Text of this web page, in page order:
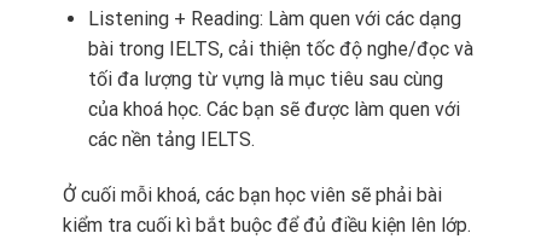
Listening + Reading: Làm quen với các dạng
bài trong IELTS, cải thiện tốc độ nghe/đọc và
tối đa lượng từ vựng là mục tiêu sau cùng
của khoá học. Các bạn sẽ được làm quen với
các nền tảng IELTS.
Ở cuối mỗi khoá, các bạn học viên sẽ phải bài
kiểm tra cuối kì bắt buộc để đủ điều kiện lên lớp.